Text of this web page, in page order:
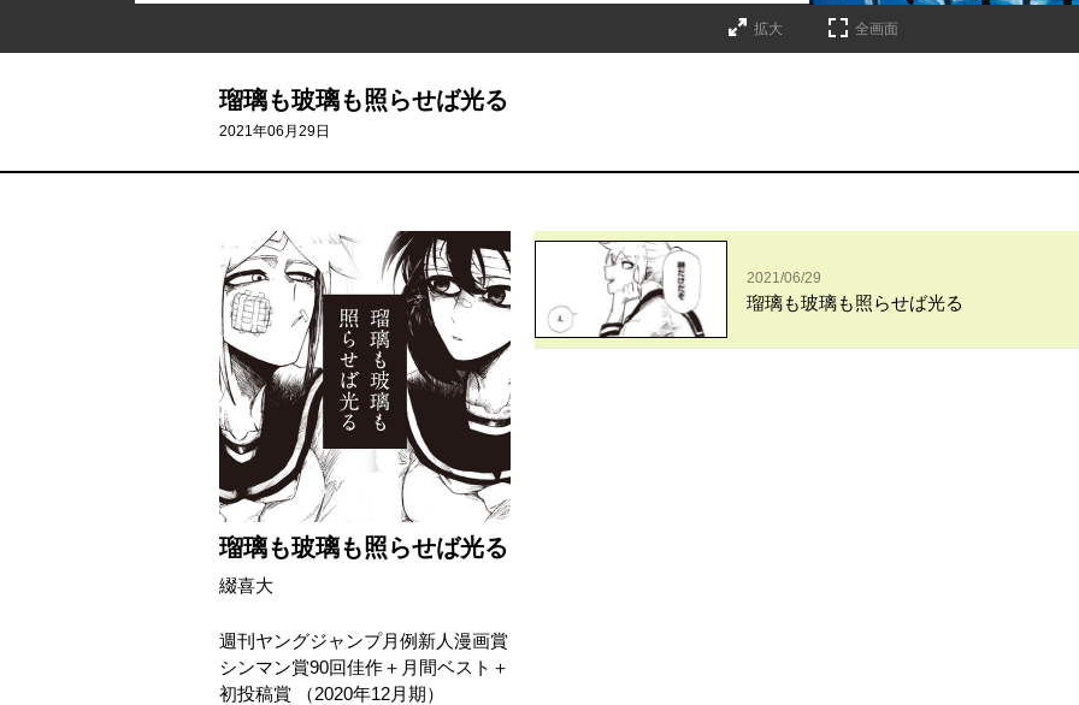
拡大 全画面
瑠璃も玻璃も照らせば光る
2021年06月29日
瑠璃も玻璃も照らせば光る
綴喜大
週刊ヤングジャンプ月例新人漫画賞
シンマン賞90回佳作＋月間ベスト＋
初投稿賞 （2020年12月期）
2021/06/29
瑠璃も玻璃も照らせば光る